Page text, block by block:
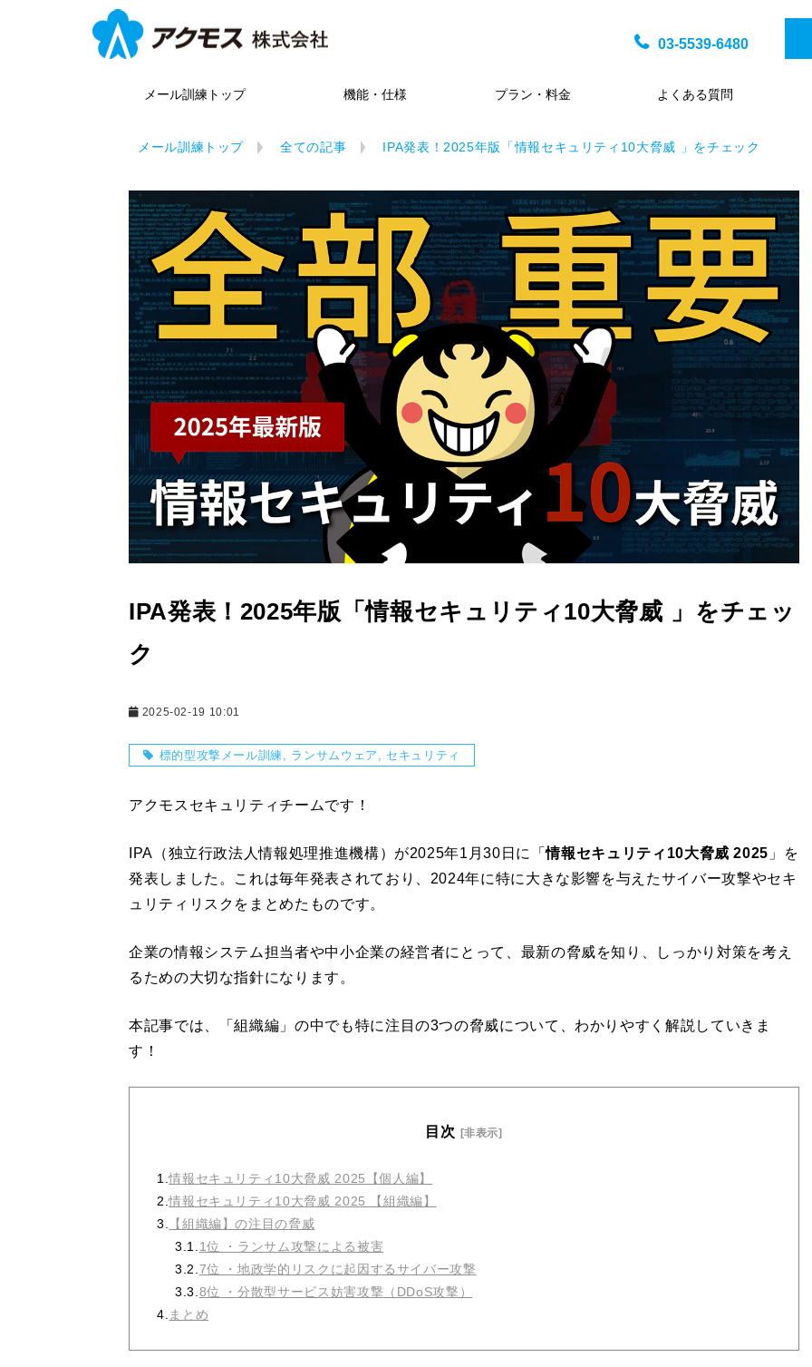
03-5539-6480
メール訓練トップ 機能・仕様 プラン・料金 よくある質問
メール訓練トップ 全ての記事 IPA発表！2025年版「情報セキュリティ10大脅威 」をチェック
IPA発表！2025年版「情報セキュリティ10大脅威 」をチェッ
ク
2025-02-19 10:01
標的型攻撃メール訓練 ランサムウェア セキュリティ
アクモスセキュリティチームです！
IPA（独立行政法人情報処理推進機構）が2025年1月30日に「情報セキュリティ10大脅威 2025 」を
発表しました。これは毎年発表されており、2024年に特に大きな影響を与えたサイバー攻撃やセキ
ュリティリスクをまとめたものです。
企業の情報システム担当者や中小企業の経営者にとって、最新の脅威を知り、しっかり対策を考え
るための大切な指針になります。
本記事では、「組織編」の中でも特に注目の3つの脅威について、わかりやすく解説していきま
す！
目次 [非表示]
1.情報セキュリティ10大脅威 2025【個人編】
2.情報セキュリティ10大脅威 2025 【組織編】
3.
【組織編】の注目の脅威
3.1. 1位 ・ランサム攻撃による被害
3.2. 7位 ・地政学的リスクに起因するサイバー攻撃
3.3. 8位 ・分散型サービス妨害攻撃（DDoS攻撃）
4. まとめ